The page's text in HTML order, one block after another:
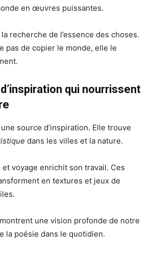
en œuvres puissantes.
recherche de l’essence des choses.
pas de copier le monde, elle le
qui nourrissent
source d’inspiration. Elle trouve
dans les villes et la nature.
voyage enrichit son travail. Ces
en textures et jeux de
montrent une vision profonde de notre
la poésie dans le quotidien.